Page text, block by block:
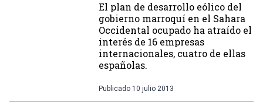
El plan de desarrollo eólico del
gobierno marroquí en el Sahara
Occidental ocupado ha atraído el
interés de 16 empresas
internacionales, cuatro de ellas
españolas.
Publicado 10 julio 2013